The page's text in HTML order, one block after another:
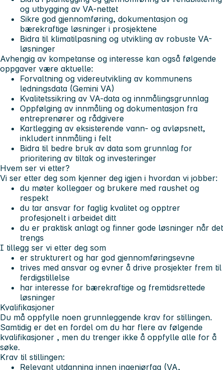
og utbygging av VA-nettet
Sikre god gjennomføring, dokumentasjon og
bærekraftige løsninger i prosjektene
Bidra til klimatilpasning og utvikling av robuste VA-
løsninger
Avhengig av kompetanse og interesse kan også følgende
oppgaver være aktuelle:
Forvaltning og videreutvikling av kommunens
ledningsdata (Gemini VA)
Kvalitetssikring av VA-data og innmålingsgrunnlag
Oppfølging av innmåling og dokumentasjon fra
entreprenører og rådgivere
Kartlegging av eksisterende vann- og avløpsnett,
inkludert innmåling i felt
Bidra til bedre bruk av data som grunnlag for
prioritering av tiltak og investeringer
Hvem ser vi etter?
Vi ser etter deg som kjenner deg igjen i hvordan vi jobber:
du møter kollegaer og brukere med raushet og
respekt
du tar ansvar for faglig kvalitet og opptrer
profesjonelt i arbeidet ditt
du er praktisk anlagt og finner gode løsninger når det
trengs
I tillegg ser vi etter deg som
er strukturert og har god gjennomføringsevne
trives med ansvar og evner å drive prosjekter frem til
ferdigstillelse
har interesse for bærekraftige og fremtidsrettede
løsninger
Kvalifikasjoner
Du må oppfylle noen grunnleggende krav for stillingen.
Samtidig er det en fordel om du har flere av følgende
kvalifikasjoner , men du trenger ikke å oppfylle alle for å
søke.
Krav til stillingen:
Relevant utdanning innen ingeniørfag (VA,